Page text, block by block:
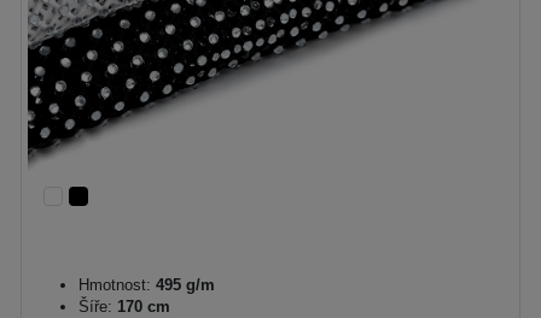
Hmotnost: 495 g/m
Šíře: 170 cm